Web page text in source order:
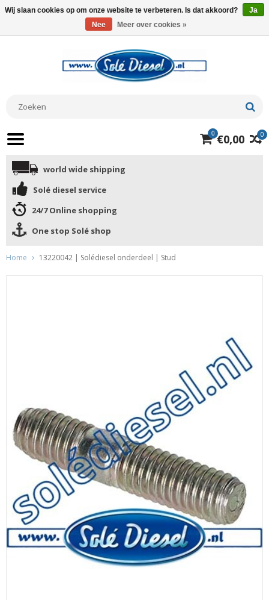
0
0 €0,00
world wide shipping
Solé diesel service
24/7 Online shopping
One stop Solé shop
Home 13220042 | Solédiesel onderdeel | Stud
Wij slaan cookies op om onze website te verbeteren. Is dat akkoord?
Ja
Nee
Meer over cookies »